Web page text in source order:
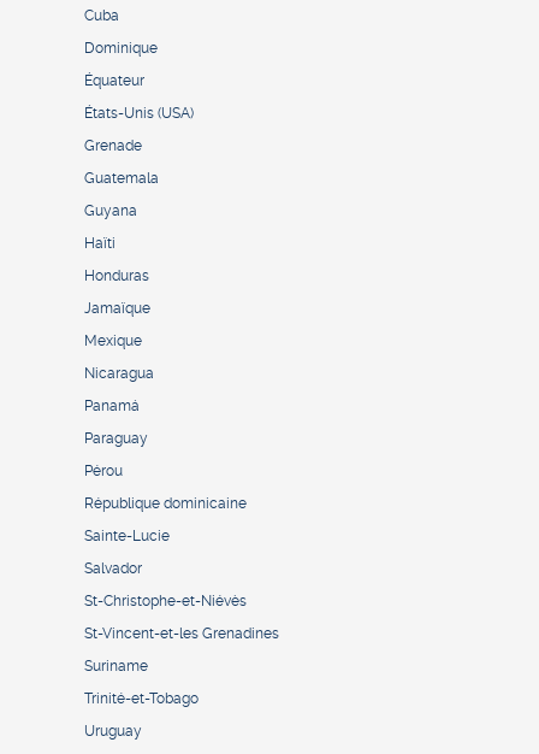
Cuba
Dominique
Équateur
États-Unis (USA)
Grenade
Guatemala
Guyana
Haïti
Honduras
Jamaïque
Mexique
Nicaragua
Panamá
Paraguay
Pérou
République dominicaine
Sainte-Lucie
Salvador
St-Christophe-et-Niévès
St-Vincent-et-les Grenadines
Suriname
Trinité-et-Tobago
Uruguay